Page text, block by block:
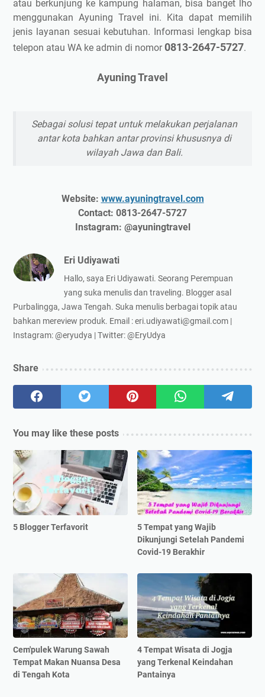
atau berkunjung ke kampung halaman, bisa banget lho
menggunakan Ayuning Travel ini. Kita dapat memilih
jenis layanan sesuai kebutuhan. Informasi lengkap bisa
telepon atau WA ke admin di nomor0813-2647-5727.
Ayuning Travel
Sebagai solusi tepat untuk melakukan perjalanan
antar kota bahkan antar provinsi khususnya di
wilayah Jawa dan Bali.
Website: www.ayuningtravel.com
Contact: 0813-2647-5727
Instagram: @ayuningtravel
Eri Udiyawati
Hallo, saya Eri Udiyawati. Seorang Perempuan
yang suka menulis dan traveling. Blogger asal
Purbalingga, Jawa Tengah. Suka menulis berbagai topik atau
bahkan mereview produk. Email : eri.udiyawati@gmail.com |
Instagram: @eryudya | Twitter: @EryUdya
Share
You may like these posts
5 Blogger Terfavorit
5 Tempat yang Wajib
Dikunjungi Setelah Pandemi
Covid-19 Berakhir
Cem'pulek Warung Sawah
Tempat Makan Nuansa Desa
di Tengah Kota
4 Tempat Wisata di Jogja
yang Terkenal Keindahan
Pantainya